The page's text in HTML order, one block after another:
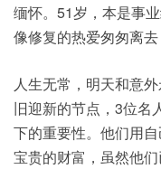
缅怀。51岁，本是事
像修复的热爱匆匆离去
人生无常，明天和意
旧迎新的节点，3位名
下的重要性。他们用
宝贵的财富，虽然他